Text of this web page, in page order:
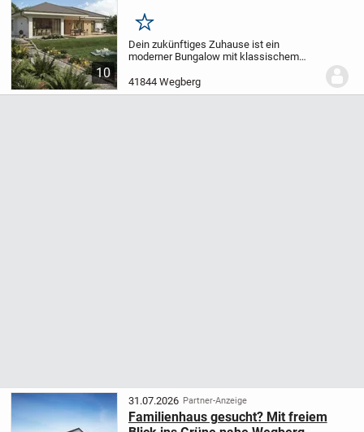
10
gebaut
Merken
Dein zukünftiges Zuhause ist ein
moderner Bungalow mit klassischem
Wünschen projektiert wird. Mit einer
Wohnfläche von 110 Quadratmetern auf
41844 Wegberg
31.07.2026 Partner-Anzeige
Familienhaus gesucht? Mit freiem